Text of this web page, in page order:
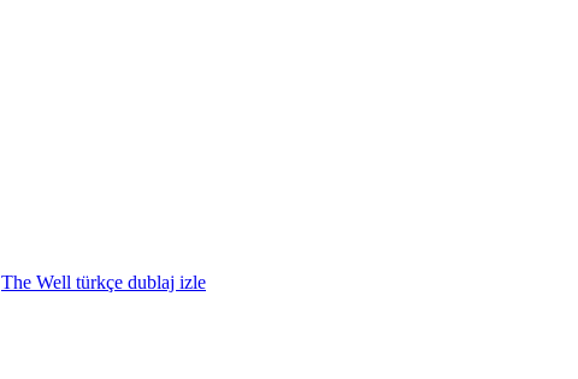
The Well türkçe dublaj izle